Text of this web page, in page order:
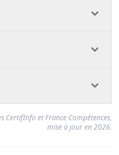
CertifInfo et France Compétences,
mise à jour en 2026.